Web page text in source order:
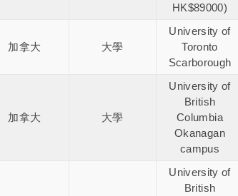
HK$89000)
加拿大 大學
University of
Toronto
Scarborough
加拿大 大學
University of
British
Columbia
Okanagan
campus
University of
British